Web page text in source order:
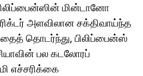
மின்டானோ
ரிக்டர் அளவிலான சக்திவாய்ந்த
தொடர்ந்து, பிலிப்பைன்ஸ்
பல கடலோரப்
எச்சரிக்கை